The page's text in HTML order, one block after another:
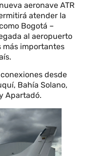
aeronave ATR
atender la
Bogotá –
al aeropuerto
más importantes
desde
Bahía Solano,
Apartadó.